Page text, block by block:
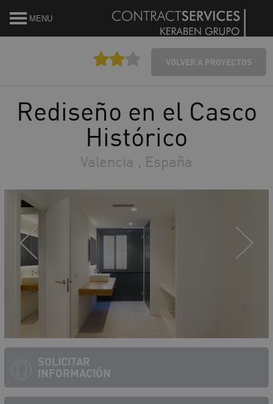
MENU
VOLVER A PROYECTOS
Rediseño en el Casco
Histórico
Valencia , España
SOLICITAR
INFORMACIÓN